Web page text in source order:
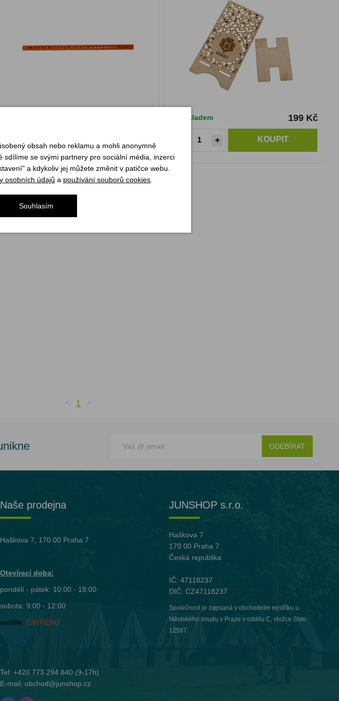
Skladem 199 Kč
KOUPIT
1
ODEBÍRAT
Naše prodejna
Haškova 7, 170 00 Praha 7
Otevírací doba:
pondělí - pátek: 10:00 - 18:00
sobota: 9:00 - 12:00
neděle: ZAVŘENO
Tel: +420 773 294 840(9-17h)
E-mail: obchod@junshop.cz
JUNSHOP s.r.o.
Haškova 7
170 00 Praha 7
Česká republika
IČ: 47118237
DIČ: CZ47118237
Společnost je zapsaná v obchodním rejstříku u
Městského soudu v Praze v oddílu C, vložce číslo
12587.
obsah nebo reklamu a mohli anonymně
se svými partnery pro sociální média, inzerci
a kdykoliv jej můžete změnit v patičce webu.
osobních údajů a používání souborů cookies
Souhlasím